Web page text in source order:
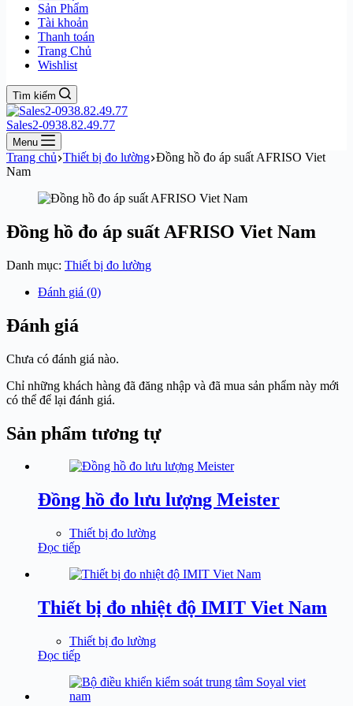
Sản Phẩm
Tài khoản
Thanh toán
Trang Chủ
Wishlist
Tìm kiếm
Sales2-0938.82.49.77
Menu
Trang chủ Thiết bị đo lường Đồng hồ đo áp suất AFRISO Viet
Nam
Đồng hồ đo áp suất AFRISO Viet Nam
Danh mục: Thiết bị đo lường
Đánh giá (0)
Đánh giá
Chưa có đánh giá nào.
Chỉ những khách hàng đã đăng nhập và đã mua sản phẩm này mới
có thể để lại đánh giá.
Sản phẩm tương tự
Đồng hồ đo lưu lượng Meister
Thiết bị đo lường
Đọc tiếp
Thiết bị đo nhiệt độ IMIT Viet Nam
Thiết bị đo lường
Đọc tiếp